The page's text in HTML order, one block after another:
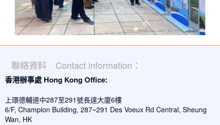
聯絡資料 Contact information：
香港辦事處 Hong Kong Office:
上環德輔道中287至291號長達大廈6樓
6/F, Champion Building, 287~291 Des Voeux Rd Central, Sheung
Wan, HK